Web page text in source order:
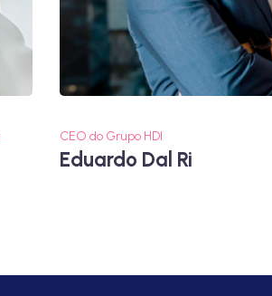
CEO do Grupo HDI
Eduardo Dal Ri